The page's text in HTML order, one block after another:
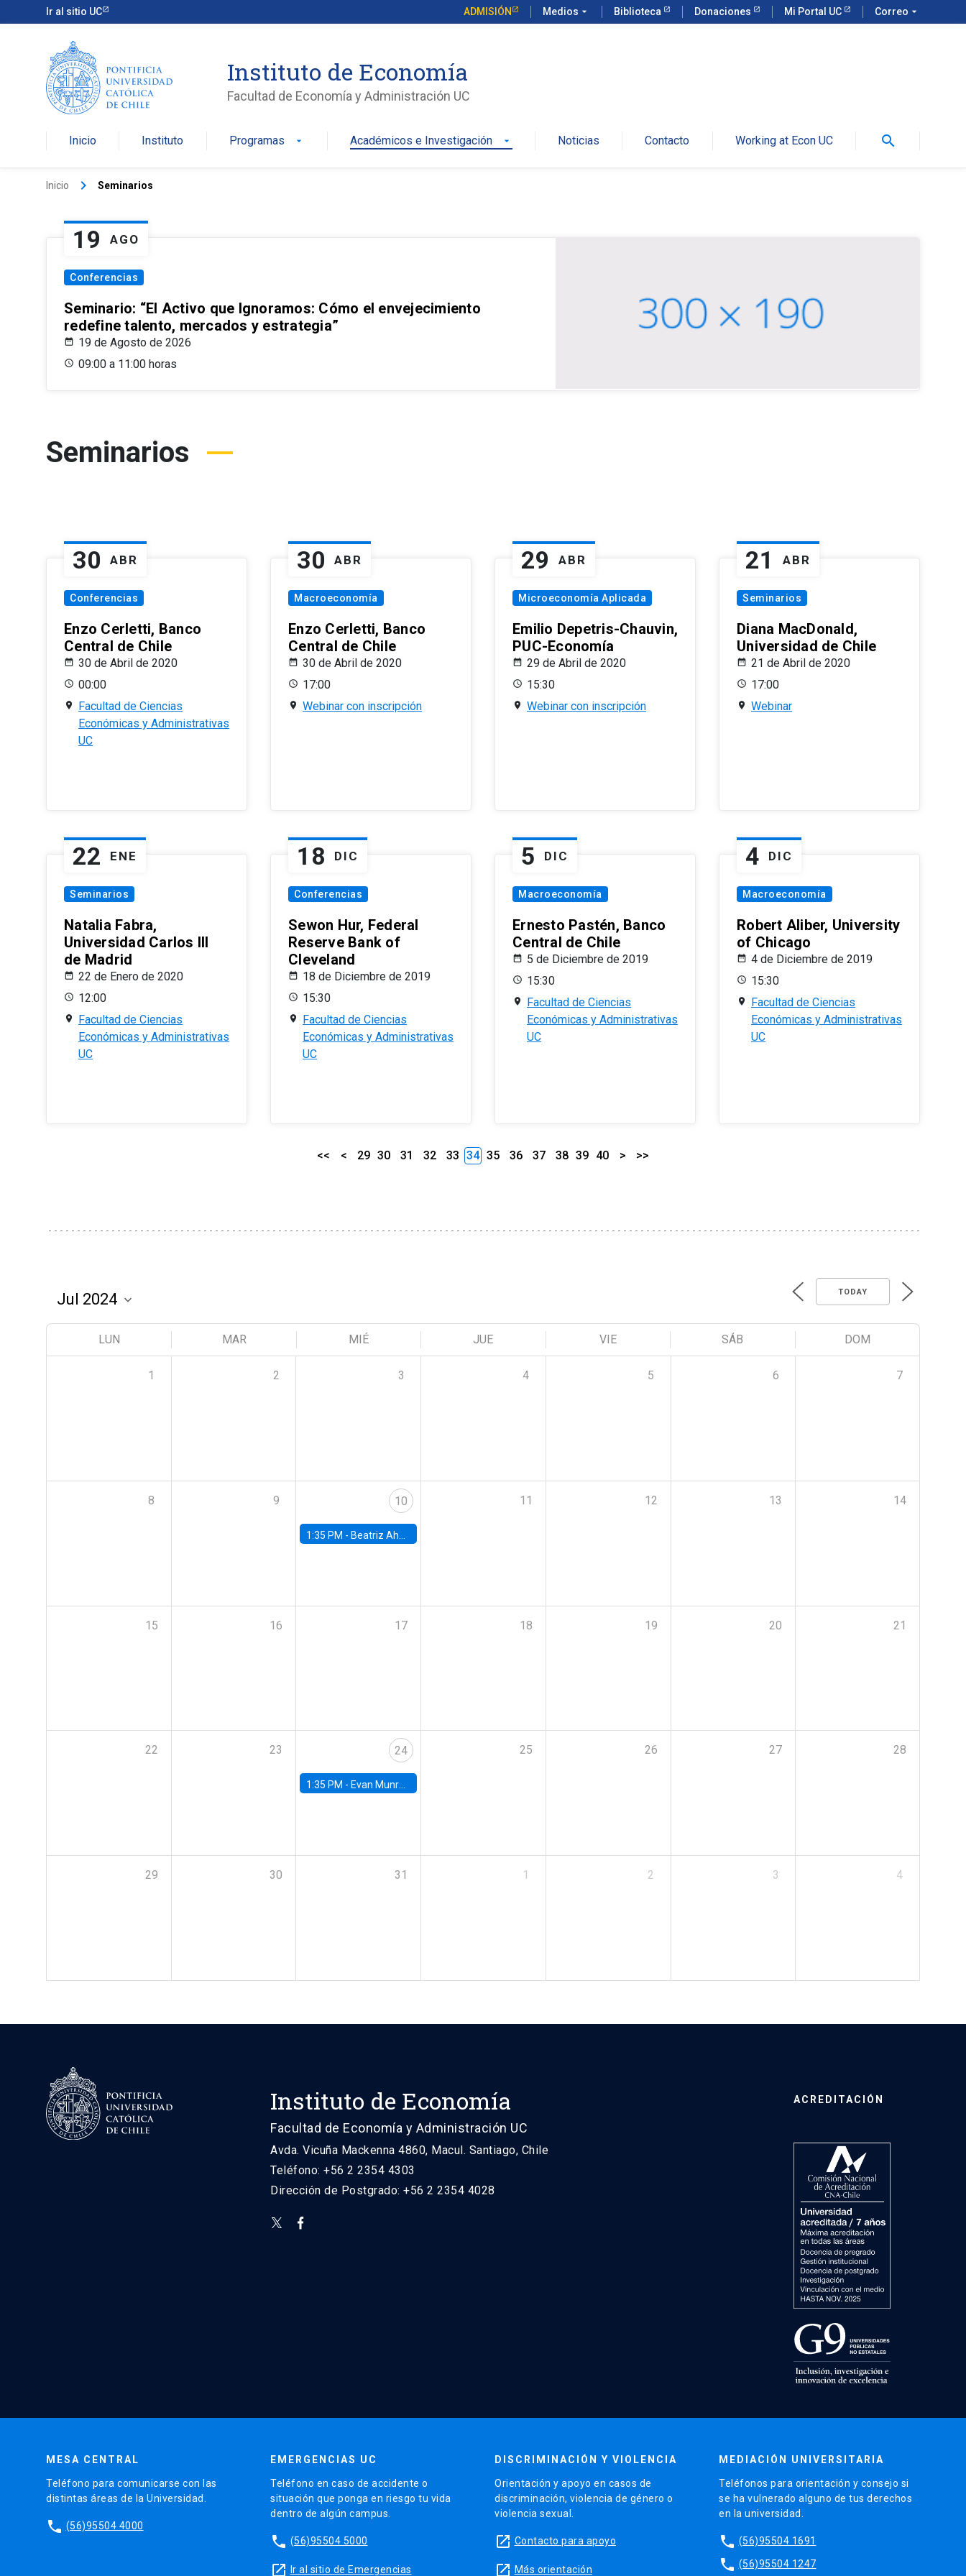
Ir al sitio UC ADMISIÓN Medios arrow_drop_down Biblioteca Donaciones Mi Portal UC Correo arrow_drop_down
Instituto de Economía
Facultad de Economía y Administración UC
Inicio Instituto Programas arrow_drop_down Académicos e Investigación arrow_drop_down Noticias Contacto Working at Econ UC search
Inicio keyboard_arrow_right Seminarios
19 AGO
Conferencias
Seminario: “El Activo que Ignoramos: Cómo el envejecimiento
redefine talento, mercados y estrategia”
19 de Agosto de 2026
09:00 a 11:00 horas
Seminarios
30 ABR
Conferencias
Enzo Cerletti, Banco
Central de Chile
30 de Abril de 2020
00:00
Facultad de Ciencias
Económicas y Administrativas
UC
30 ABR
Macroeconomía
Enzo Cerletti, Banco
Central de Chile
30 de Abril de 2020
17:00
Webinar con inscripción
29 ABR
Microeconomía Aplicada
Emilio Depetris-Chauvin,
PUC-Economía
29 de Abril de 2020
15:30
Webinar con inscripción
21 ABR
Seminarios
Diana MacDonald,
Universidad de Chile
21 de Abril de 2020
17:00
Webinar
22 ENE
Seminarios
Natalia Fabra,
Universidad Carlos III
de Madrid
22 de Enero de 2020
12:00
Facultad de Ciencias
Económicas y Administrativas
UC
18 DIC
Conferencias
Sewon Hur, Federal
Reserve Bank of
Cleveland
18 de Diciembre de 2019
15:30
Facultad de Ciencias
Económicas y Administrativas
UC
5 DIC
Macroeconomía
Ernesto Pastén, Banco
Central de Chile
5 de Diciembre de 2019
15:30
Facultad de Ciencias
Económicas y Administrativas
UC
4 DIC
Macroeconomía
Robert Aliber, University
of Chicago
4 de Diciembre de 2019
15:30
Facultad de Ciencias
Económicas y Administrativas
UC
<< < 29 30 31 32 33 34 35 36 37 38 39 40 > >>
TODAY
LUN MAR MIÉ JUE VIE SÁB DOM
1 2 3 4 5 6 7
8 9 10
1:35 PM - Beatriz Ahumada, PhD candidate, Universidad de Pittsburgh
11 12 13 14
15 16 17 18 19 20 21
22 23 24
1:35 PM - Evan Munro, Neyman Visiting Assistant Professor in the Department of Statistics at UC Berkeley
25 26 27 28
29 30 31 1 2 3 4
Instituto de Economía
Facultad de Economía y Administración UC
Avda. Vicuña Mackenna 4860, Macul. Santiago, Chile
Teléfono: +56 2 2354 4303
Dirección de Postgrado: +56 2 2354 4028
ACREDITACIÓN
MESA CENTRAL
Teléfono para comunicarse con las
distintas áreas de la Universidad.
phone (56)95504 4000
EMERGENCIAS UC
Teléfono en caso de accidente o
situación que ponga en riesgo tu vida
dentro de algún campus.
phone (56)95504 5000
launch Ir al sitio de Emergencias
DISCRIMINACIÓN Y VIOLENCIA
Orientación y apoyo en casos de
discriminación, violencia de género o
violencia sexual.
launch Contacto para apoyo
launch Más orientación
MEDIACIÓN UNIVERSITARIA
Teléfonos para orientación y consejo si
se ha vulnerado alguno de tus derechos
en la universidad.
phone (56)95504 1691
phone (56)95504 1247